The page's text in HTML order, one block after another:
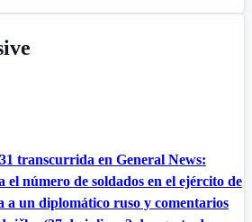
transcurrida en General News:
número de soldados en el ejército de
a un diplomático ruso y comentarios